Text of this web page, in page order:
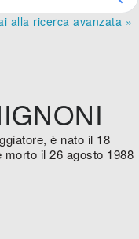
alla ricerca avanzata »
è nato il 18
il 26 agosto 1988